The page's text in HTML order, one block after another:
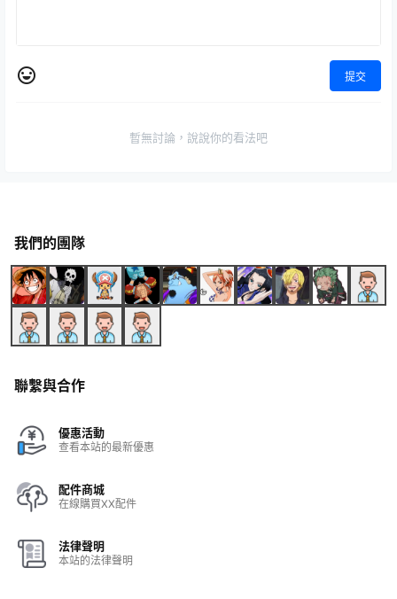
提交
暫無討論，說說你的看法吧
我們的團隊
聯繫與合作
優惠活動
查看本站的最新優惠
配件商城
在線購買XX配件
法律聲明
本站的法律聲明